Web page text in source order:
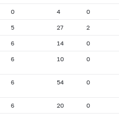
0 4 0
5 27 2
6 14 0
6 10 0
6 54 0
6 20 0